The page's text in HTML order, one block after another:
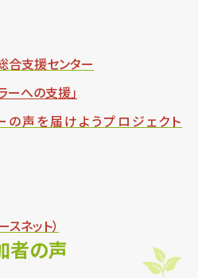
合支援センター
ーへの支援」
の声を届けようプロジェクト
ネット）
者の声